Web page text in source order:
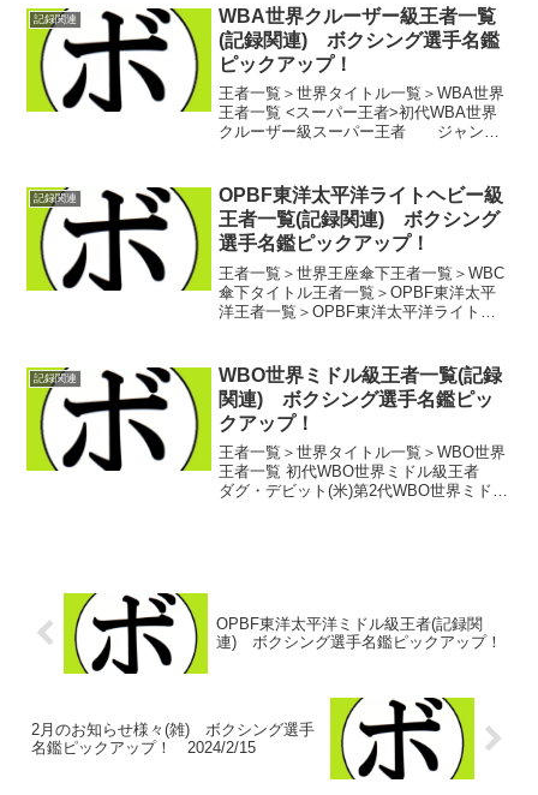
ミドル級王者 アリシア・ナポレオン(米)
第3代...
記録関連
WBA世界クルーザー級王者一覧
(記録関連) ボクシング選手名鑑
ピックアップ！
王者一覧＞世界タイトル一覧＞WBA世界
王者一覧 <スーパー王者>初代WBA世界
クルーザー級スーパー王者 ジャン・
(ジャマイカ)第3代WBA世界クルーザー級
スー...
記録関連
OPBF東洋太平洋ライトヘビー級
王者一覧(記録関連) ボクシング
選手名鑑ピックアップ！
王者一覧＞世界王座傘下王者一覧＞WBC
傘下タイトル王者一覧＞OPBF東洋太平
洋王者一覧＞OPBF東洋太平洋ライトヘ
代OPBF東洋太平洋ライトヘビー級王者
ゲリ...
記録関連
WBO世界ミドル級王者一覧(記録
関連) ボクシング選手名鑑ピッ
クアップ！
王者一覧＞世界タイトル一覧＞WBO世界
王者一覧 初代WBO世界ミドル級王者
ダグ・デビット(米)第2代WBO世界ミドル
OPBF東洋太平洋ミドル級王者(記録関
連) ボクシング選手名鑑ピックアップ！
2月のお知らせ様々(雑) ボクシング選手
名鑑ピックアップ！ 2024/2/15